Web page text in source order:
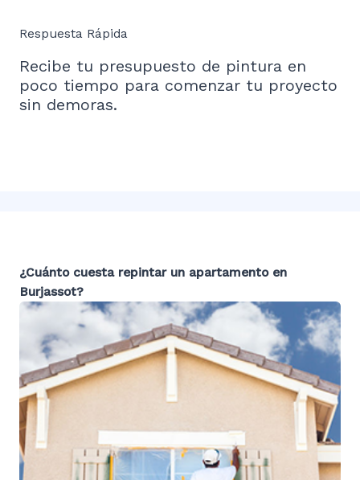
Respuesta Rápida
Recibe tu presupuesto de pintura en
poco tiempo para comenzar tu proyecto
sin demoras.
¿Cuánto cuesta repintar un apartamento en
Burjassot?